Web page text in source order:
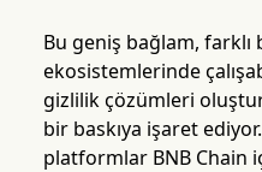
Bu geniş bağlam, farklı
ekosistemlerinde
gizlilik çözümleri
bir baskıya işaret
platformlar BNB Chain